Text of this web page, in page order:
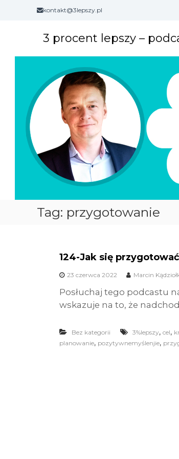
kontakt@3lepszy.pl
3 procent lepszy –
Tag: przygotowanie
124-Jak się
23 czerwca 2022 Marcin
Posłuchaj tego podcastu
wskazuje na to, że
Bez kategorii 3%lepszy, cel,
planowanie, pozytywnemyślenjie,